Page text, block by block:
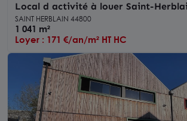
Local d activité à louer Saint-
route de Vannes
SAINT HERBLAIN 44800
1 041 m²
Loyer : 171 €/an/m² HT HC